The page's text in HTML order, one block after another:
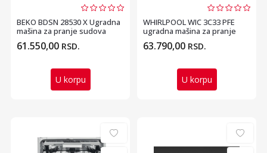
BEKO BDSN 28530 X Ugradna
mašina za pranje sudova
61.550,00 RSD.
U korpu
WHIRLPOOL WIC 3C33 PFE
ugradna mašina za pranje
sudova
63.790,00 RSD.
U korpu